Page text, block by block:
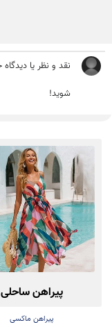
پیراهن ساحلی
پیراهن ماکسی